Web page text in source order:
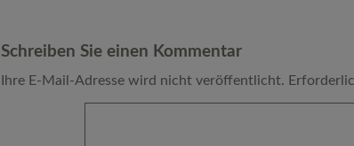
Schreiben Sie einen Kommentar
Ihre E-Mail-Adresse wird nicht veröffentlicht.